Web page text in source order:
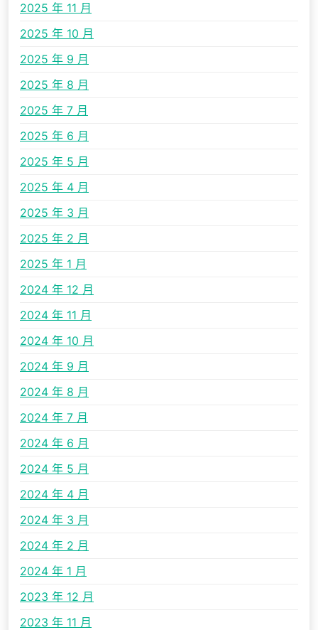
2025 年 11 月
2025 年 10 月
2025 年 9 月
2025 年 8 月
2025 年 7 月
2025 年 6 月
2025 年 5 月
2025 年 4 月
2025 年 3 月
2025 年 2 月
2025 年 1 月
2024 年 12 月
2024 年 11 月
2024 年 10 月
2024 年 9 月
2024 年 8 月
2024 年 7 月
2024 年 6 月
2024 年 5 月
2024 年 4 月
2024 年 3 月
2024 年 2 月
2024 年 1 月
2023 年 12 月
2023 年 11 月